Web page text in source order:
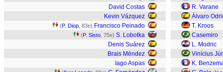
David Costas
Kevin Vázquez
(P. Diop , 83e) Francisco Peinado
(P. Sisto , 75e) S. Lobotka
Denis Suárez
Brais Méndez
Iago Aspas
R. Varane
Álvaro
T. Kroos
Casemiro
L. Modric
Vinícius
K.